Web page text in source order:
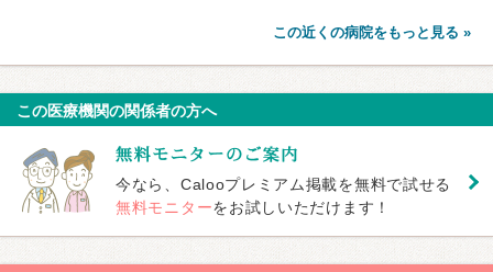
この近くの病院をもっと見る »
この医療機関の関係者の方へ
今なら、Calooプレミアム掲載を無料で試せる
無料モニターをお試しいただけます！